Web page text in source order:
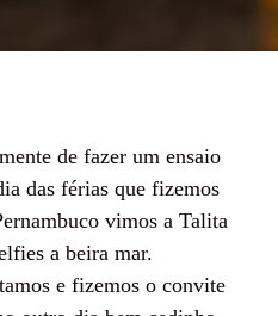
de fazer um ensaio
das férias que fizemos
vimos a Talita
a beira mar.
e fizemos o convite